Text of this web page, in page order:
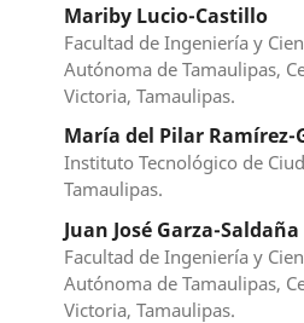
Mariby Lucio-Castillo
Facultad de Ingeniería y
Autónoma de Tamaulipas,
Victoria, Tamaulipas.
María del Pilar Ramírez-
Instituto Tecnológico de
Tamaulipas.
Juan José Garza-Saldaña
Facultad de Ingeniería y
Autónoma de Tamaulipas,
Victoria, Tamaulipas.